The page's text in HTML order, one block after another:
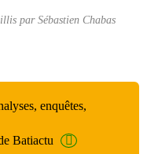
par Sébastien Chabas
enquêtes,
Batiactu